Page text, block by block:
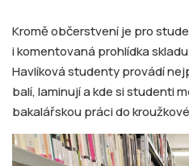
Kromě občerstvení je pro
i komentovaná prohlídka
Havlíková studenty provádí
balí, laminují a kde si studenti
bakalářskou práci do